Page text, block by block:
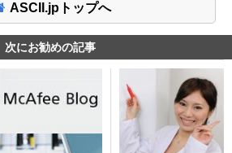
ASCII.jpトップへ
次にお勧めの記事